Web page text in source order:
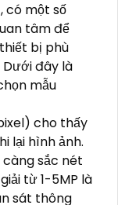
có một số
tâm để
bị phù
đây là
mẫu
cho thấy
lại hình ảnh.
sắc nét
từ 1-5MP là
sát thông